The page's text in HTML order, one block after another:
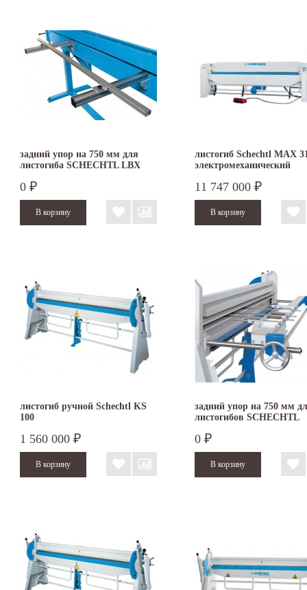
задний упор на 750 мм для
листогиба SCHECHTL LBX
0 ₽
листогиб Schechtl MAX
электромеханический
11 747 000 ₽
листогиб ручной Schechtl KS
100
1 560 000 ₽
задний упор на 750 мм
листогибов SCHECHTL
0 ₽